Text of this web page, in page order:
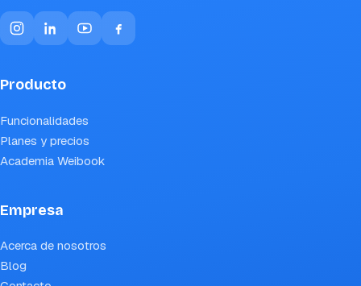
Producto
Funcionalidades
Planes y precios
Academia Weibook
Empresa
Acerca de nosotros
Blog